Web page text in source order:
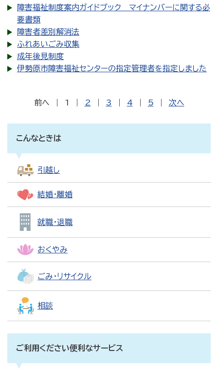
障害福祉制度案内ガイドブック マイナンバーに関する必
要書類
障害者差別解消法
ふれあいごみ収集
成年後見制度
伊勢原市障害福祉センターの指定管理者を指定しました
前へ 1 2 3 4 5 次へ
こんなときは
引越し
結婚・離婚
就職・退職
おくやみ
ごみ・リサイクル
相談
ご利用ください便利なサービス